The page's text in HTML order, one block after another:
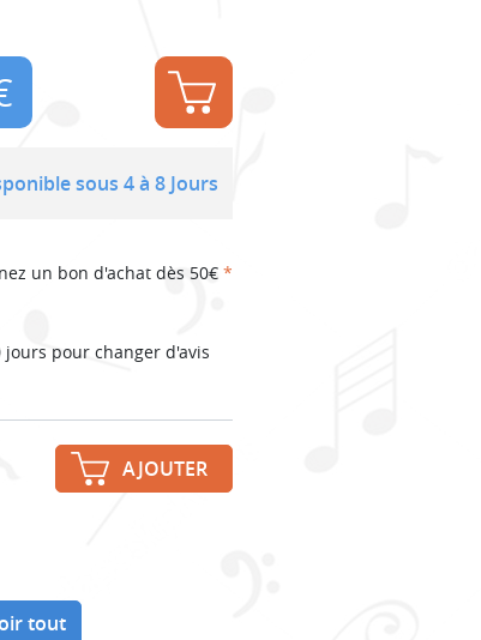
sous 4 à 8 Jours
un bon d'achat dès 50€ *
jours pour changer d'avis
AJOUTER
tout